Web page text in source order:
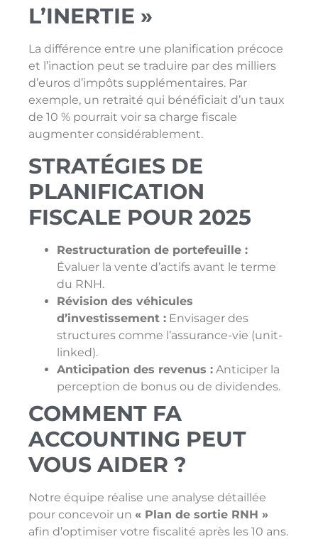
L’INERTIE »
La différence entre une planification précoce
et l’inaction peut se traduire par des milliers
d’euros d’impôts supplémentaires. Par
exemple, un retraité qui bénéficiait d’un taux
de 10 % pourrait voir sa charge fiscale
augmenter considérablement.
STRATÉGIES DE
PLANIFICATION
FISCALE POUR 2025
Restructuration de portefeuille :
Évaluer la vente d’actifs avant le terme
du RNH.
Révision des véhicules
d’investissement : Envisager des
structures comme l’assurance-vie (unit-
linked).
Anticipation des revenus : Anticiper la
perception de bonus ou de dividendes.
COMMENT FA
ACCOUNTING PEUT
VOUS AIDER ?
Notre équipe réalise une analyse détaillée
pour concevoir un « Plan de sortie RNH »
afin d’optimiser votre fiscalité après les 10 ans.